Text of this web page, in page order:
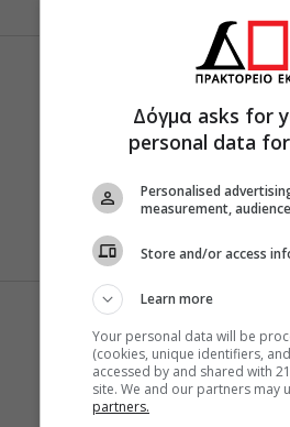
27 Μαρτίου 2022
Ο Ελληνισμός
Ήρωες του 1821
Με τη μαθητιώσα και
γραμμή, ο Ελληνισμός
Επέτειο της Ελληνικής...
26 Μαρτίου 2022
Mεγαλειώδη
Πατριάρχη
Δόγμα asks for
personal data
Personalised
measurement,
Store and/or access
Learn more
Your personal data will be
(cookies, unique identifiers,
accessed by and shared with
site. We and our partners may
partners.